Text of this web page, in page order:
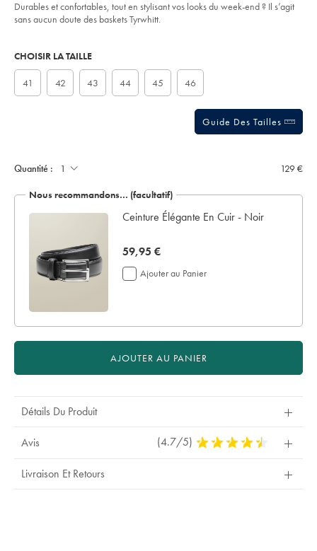
-
noir/SHW0246BLK.html?
sourceCode=frdefault
5
Durables et confortables, tout en stylisant vos looks du week-end ? Il s’agit
sans aucun doute des baskets Tyrwhitt.
Actions
cart
CHOISIR LA TAILLE
41 42 43 44 45 46
Guide Des Tailles
Quantité : 129 €
Nous recommandons… (facultatif)
Ceinture Élégante En Cuir - Noir
now
59,95
€
59,95 €
Ajouter au Panier
AJOUTER AU PANIER
Détails Du Produit
Avis (4.7/5) 4,7
Livraison Et Retours